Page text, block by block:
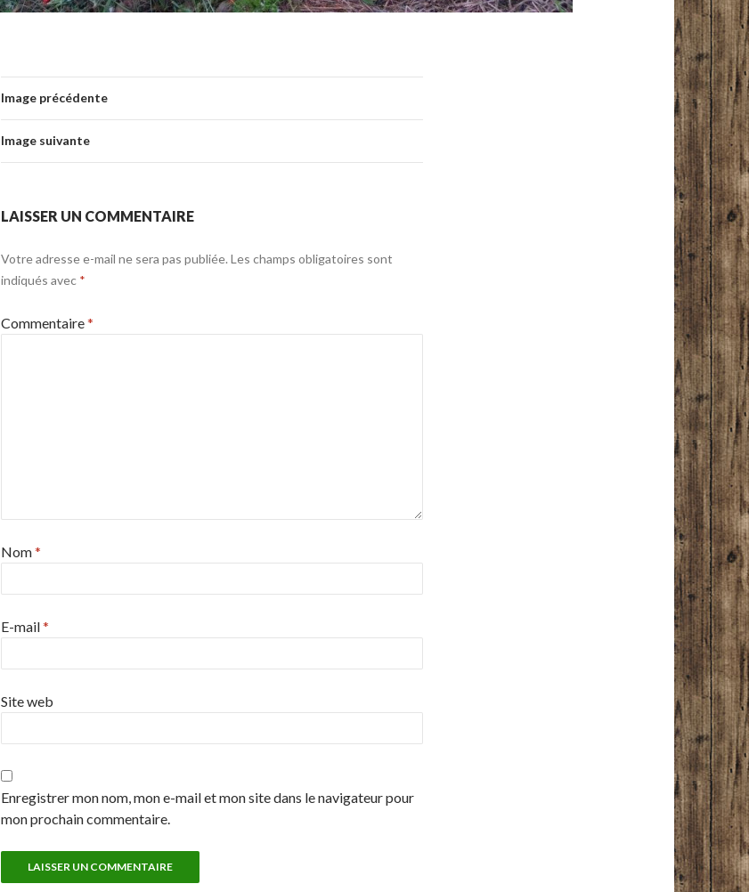
Image précédente
Image suivante
LAISSER UN COMMENTAIRE
Votre adresse e-mail ne sera pas publiée.Les champs obligatoires sont
indiqués avec *
Commentaire*
Nom*
E-mail*
Site web
Enregistrer mon nom, mon e-mail et mon site dans le navigateur pour
mon prochain commentaire.